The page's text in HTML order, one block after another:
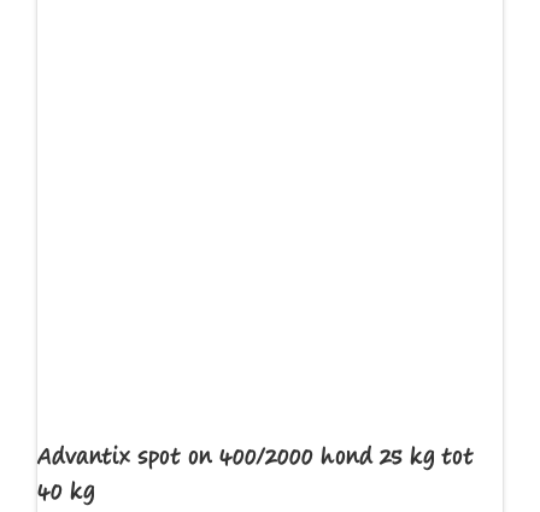
Advantix spot on 400/2000 hond 25 kg tot
40 kg